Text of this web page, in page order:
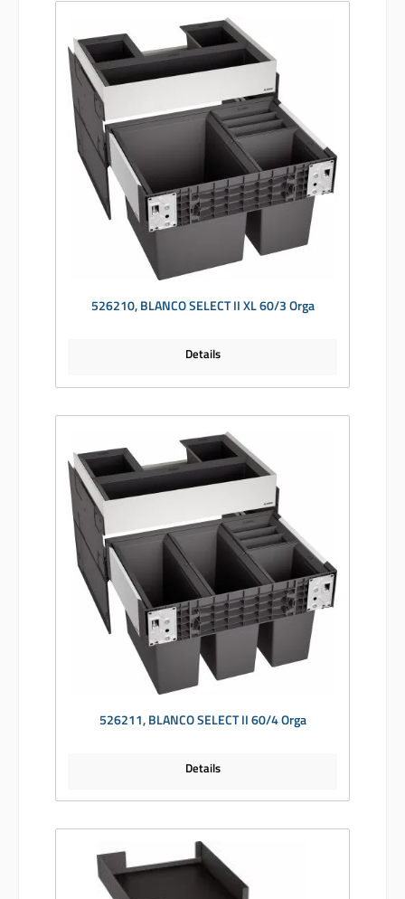
526210, BLANCO SELECT II XL 60/3 Orga
Details
526211, BLANCO SELECT II 60/4 Orga
Details